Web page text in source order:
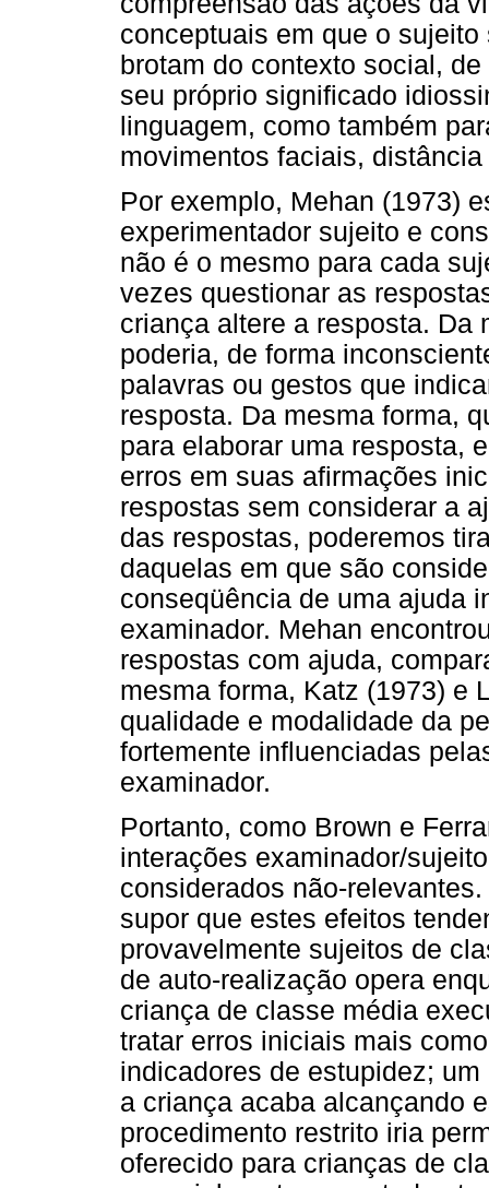
conceptuais em que o
brotam do contexto social,
seu próprio significado
linguagem, como também
movimentos faciais,
Por exemplo, Mehan (1973)
experimentador sujeito e
não é o mesmo para cada
vezes questionar as
criança altere a resposta. Da
poderia, de forma
palavras ou gestos que
resposta. Da mesma forma,
para elaborar uma resposta,
erros em suas afirmações
respostas sem considerar a
das respostas, poderemos
daquelas em que são
conseqüência de uma ajuda
examinador. Mehan
respostas com ajuda,
mesma forma, Katz (1973) e
qualidade e modalidade da
fortemente influenciadas
examinador.
Portanto, como Brown e
interações examinador/
considerados não-
supor que estes efeitos
provavelmente sujeitos de
de auto-realização opera
criança de classe média
tratar erros iniciais mais
indicadores de estupidez;
a criança acaba alcançando
procedimento restrito iria
oferecido para crianças de